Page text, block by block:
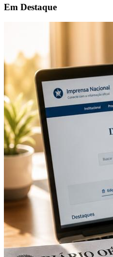
Em Destaque